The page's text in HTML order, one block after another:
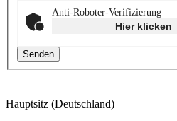
Anti-Roboter-Verifizierung
Hier klicken
Hauptsitz (Deutschland)